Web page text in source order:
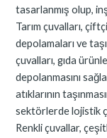
tasarlanmış olup,
Tarım çuvalları,
depolamaları ve
çuvalları, gıda
depolanmasını
atıklarının
sektörlerde lojistik
Renkli çuvallar,